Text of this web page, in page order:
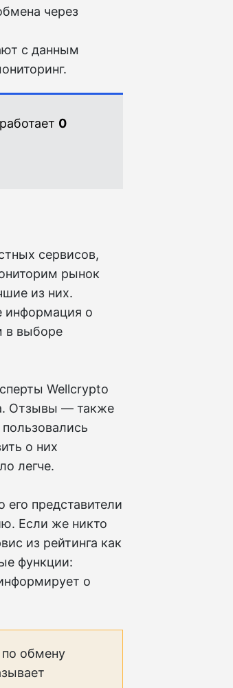
через
с данным
0
сервисов,
рынок
из них.
информация о
в выборе
Wellcrypto
Отзывы — также
о них
легче.
представители
Если же никто
из рейтинга как
функции:
о
по обмену